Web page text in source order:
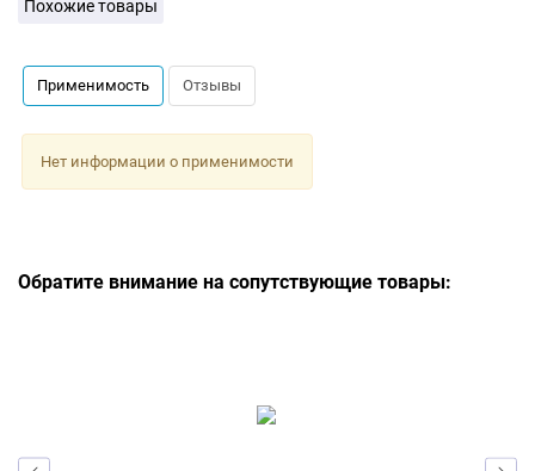
Похожие товары
Применимость Отзывы
Нет информации о применимости
Обратите внимание на сопутствующие товары: